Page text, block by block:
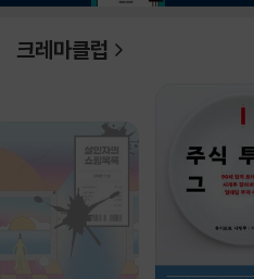
크레마클럽